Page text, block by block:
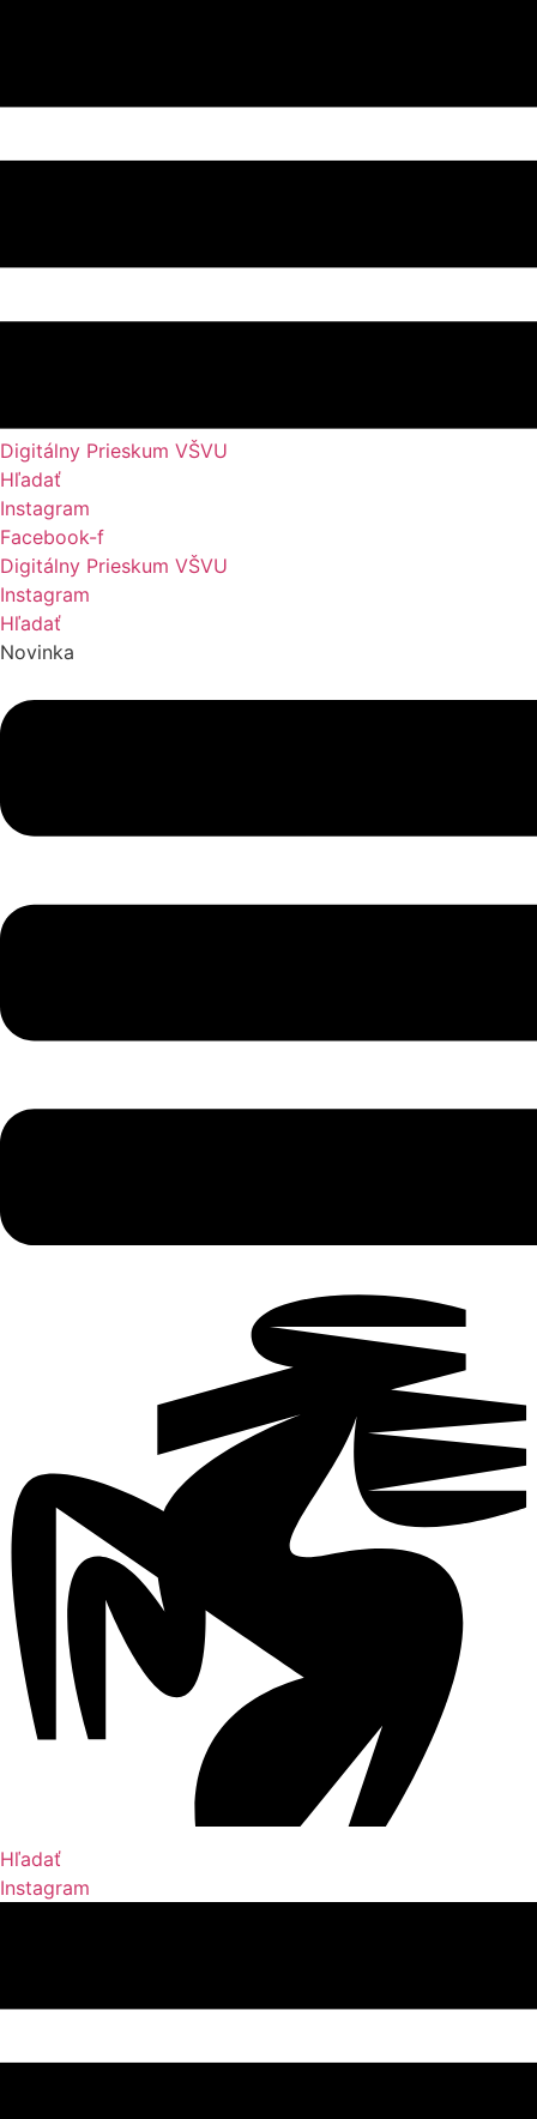
Digitálny Prieskum VŠVU
Hľadať
Instagram
Facebook-f
Digitálny Prieskum VŠVU
Instagram
Hľadať
Novinka
Hľadať
Instagram